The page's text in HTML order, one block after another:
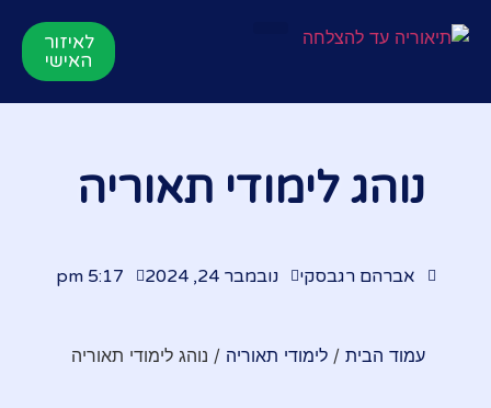
לאיזור
האישי
נוהג לימודי תאוריה
אברהם רגבסקי נובמבר 24, 2024 5:17 pm
עמוד הבית / לימודי תאוריה / נוהג לימודי תאוריה